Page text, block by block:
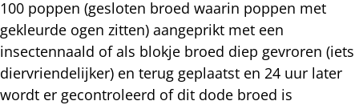
100 poppen (gesloten broed waarin poppen met
gekleurde ogen zitten) aangeprikt met een
insectennaald of als blokje broed diep gevroren (iets
diervriendelijker) en terug geplaatst en 24 uur later
wordt er gecontroleerd of dit dode broed is